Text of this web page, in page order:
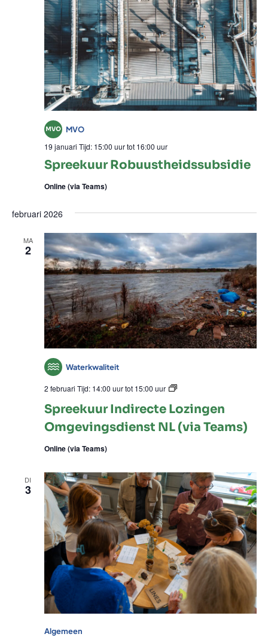
MVO
Spreekuur Robuustheidssubsidie
19 januari Tijd: 15:00 uurtot 16:00 uur
Online (via Teams)
februari 2026
MA
2
Waterkwaliteit
Spreekuur Indirecte Lozingen
Omgevingsdienst NL (via Teams)
2 februari Tijd: 14:00 uurtot 15:00 uur
Spreekuur
Indirecte
Lozingen
Teams)
Online (via Teams)
DI
3
Algemeen